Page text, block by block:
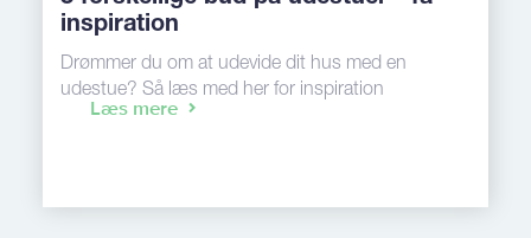
inspiration
Drømmer du om at udevide dit hus med en
udestue? Så læs med her for inspiration
Læs mere